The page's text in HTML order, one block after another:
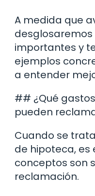
A medida que
importantes y
ejemplos
a entender
## ¿Qué
pueden
Cuando se
de hipoteca, es
conceptos son
reclamación.